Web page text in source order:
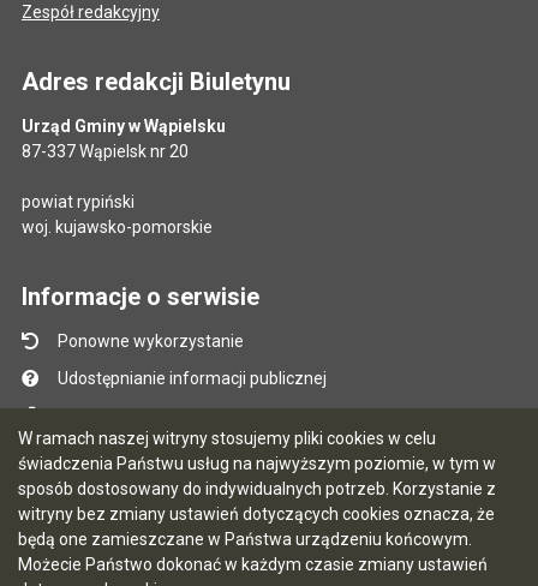
W ramach naszej witryny stosujemy pliki cookies w celu
świadczenia Państwu usług na najwyższym poziomie, w tym w
sposób dostosowany do indywidualnych potrzeb. Korzystanie z
witryny bez zmiany ustawień dotyczących cookies oznacza, że
będą one zamieszczane w Państwa urządzeniu końcowym.
Możecie Państwo dokonać w każdym czasie zmiany ustawień
Zespół redakcyjny
Adres redakcji Biuletynu
Urząd Gminy w Wąpielsku
87-337 Wąpielsk nr 20
powiat rypiński
woj. kujawsko-pomorskie
Informacje o serwisie
Ponowne wykorzystanie
Udostępnianie informacji publicznej
Mapa serwisu
Instrukcja obsługi
Statystyki oglądalności
Ostatnio dodane
Ostatnia aktualizacja BIP: 07.08.2026 13:39